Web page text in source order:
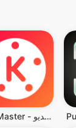
KineMaster - محرر فيديو